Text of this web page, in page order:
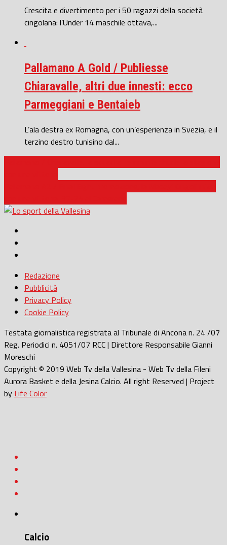
Crescita e divertimento per i 50 ragazzi della società
cingolana: l’Under 14 maschile ottava,...
Pallamano A Gold / Publiesse
Chiaravalle, altri due innesti: ecco
Parmeggiani e Bentaieb
L’ala destra ex Romagna, con un’esperienza in Svezia, e il
terzino destro tunisino dal...
Redazione
Pubblicità
Privacy Policy
Cookie Policy
Testata giornalistica registrata al Tribunale di Ancona n. 24 /07
Reg. Periodici n. 4051/07 RCC | Direttore Responsabile Gianni
Moreschi
Copyright © 2019 Web Tv della Vallesina - Web Tv della Fileni
Aurora Basket e della Jesina Calcio. All right Reserved | Project
by Life Color
Calcio